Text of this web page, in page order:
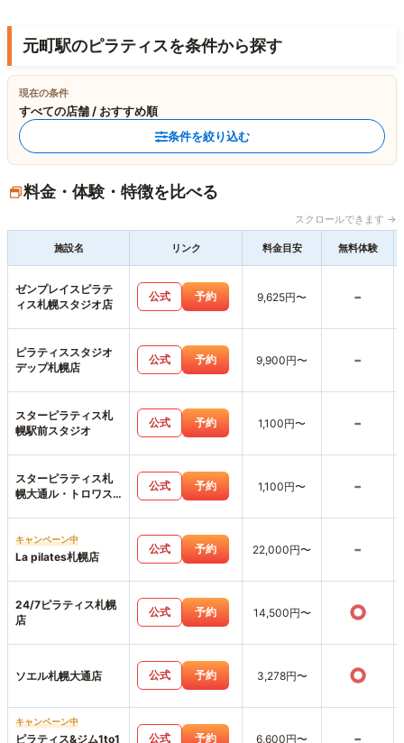
元町駅のピラティスを条件から探す
現在の条件
すべての店舗 / おすすめ順
条件を絞り込む
料金・体験・特徴を比べる
スクロールできます →
施設名 リンク 料金目安 無料体験
ゼンプレイスピラテ
ィス札幌スタジオ店
公式 予約 9,625円〜 -
ピラティススタジオ
デップ札幌店
公式 予約 9,900円〜 -
スターピラティス札
幌駅前スタジオ
公式 予約 1,100円〜 -
スターピラティス札
幌大通ル・トロワス
公式 予約 1,100円〜 -
キャンペーン中
La pilates札幌店
公式 予約 22,000円〜 -
24/7ピラティス札幌
店
公式 予約 14,500円〜 ○
ソエル札幌大通店 公式 予約 3,278円〜 ○
キャンペーン中
ピラティス&ジム1to1
公式 予約 6,600円〜